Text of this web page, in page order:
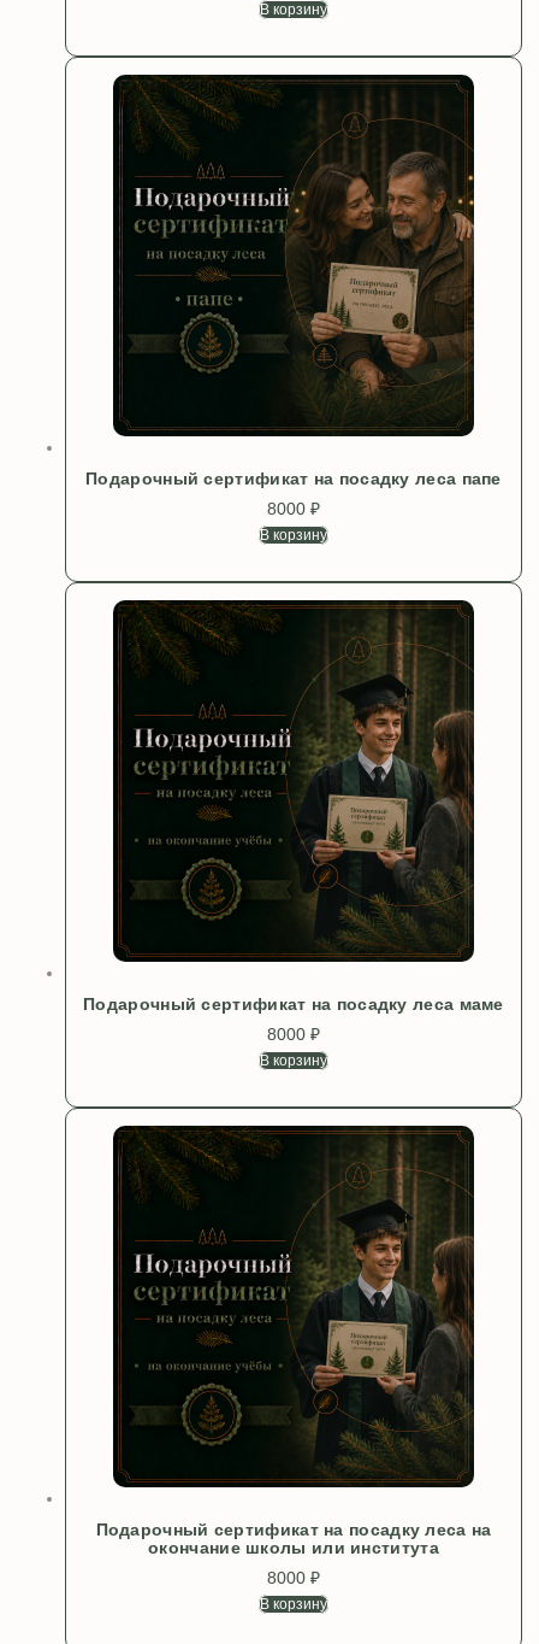
В корзину
Подарочный сертификат на посадку леса папе
8000 ₽
В корзину
Подарочный сертификат на посадку леса маме
8000 ₽
В корзину
Подарочный сертификат на посадку леса на
окончание школы или института
8000 ₽
В корзину